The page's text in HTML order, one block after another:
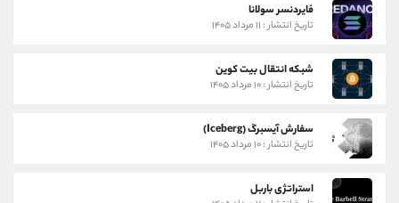
فایردنسر سولانا
تاریخ انتشار : ۱۱ مرداد ۱۴۰۵
شبکه انتقال بیت کوین
تاریخ انتشار : ۱۰ مرداد ۱۴۰۵
سفارش آیسبرگ (Iceberg)
تاریخ انتشار : ۱۰ مرداد ۱۴۰۵
استراتژی باربل